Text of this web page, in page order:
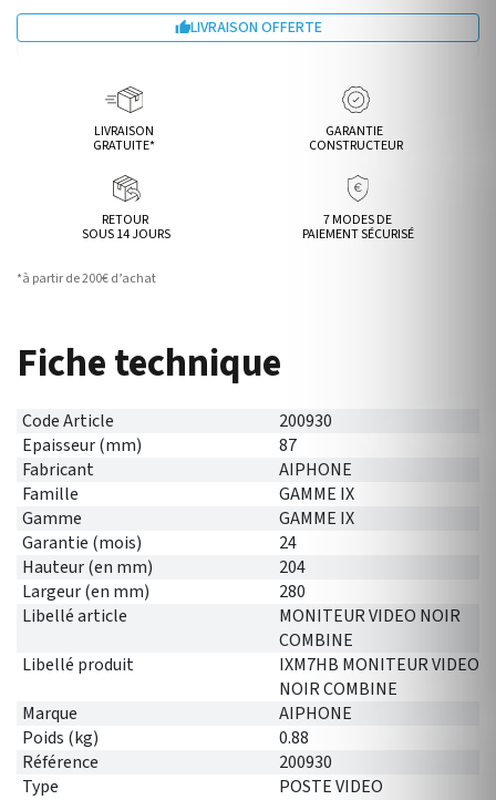
LIVRAISON OFFERTE
LIVRAISON
GRATUITE*
GARANTIE
CONSTRUCTEUR
RETOUR
SOUS 14 JOURS
7 MODES DE
PAIEMENT SÉCURISÉ
*à partir de 200€ d’achat
Fiche technique
Code Article
200930
Epaisseur (mm)
87
Fabricant
AIPHONE
Famille
GAMME IX
Gamme
GAMME IX
Garantie (mois)
24
Hauteur (en mm)
204
Largeur (en mm)
280
Libellé article
MONITEUR VIDEO NOIR
COMBINE
Libellé produit
IXM7HB MONITEUR VIDEO
NOIR COMBINE
Marque
AIPHONE
Poids (kg)
0.88
Référence
200930
Type
POSTE VIDEO